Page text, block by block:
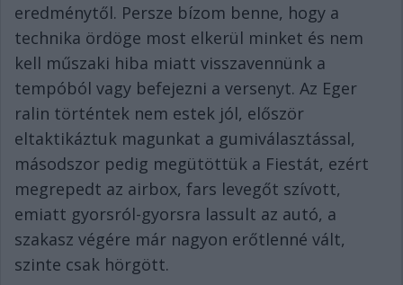
eredménytől. Persze bízom benne, hogy a
technika ördöge most elkerül minket és nem
kell műszaki hiba miatt visszavennünk a
tempóból vagy befejezni a versenyt. Az Eger
ralin történtek nem estek jól, először
eltaktikáztuk magunkat a gumiválasztással,
másodszor pedig megütöttük a Fiestát, ezért
megrepedt az airbox, fars levegőt szívott,
emiatt gyorsról-gyorsra lassult az autó, a
szakasz végére már nagyon erőtlenné vált,
szinte csak hörgött.